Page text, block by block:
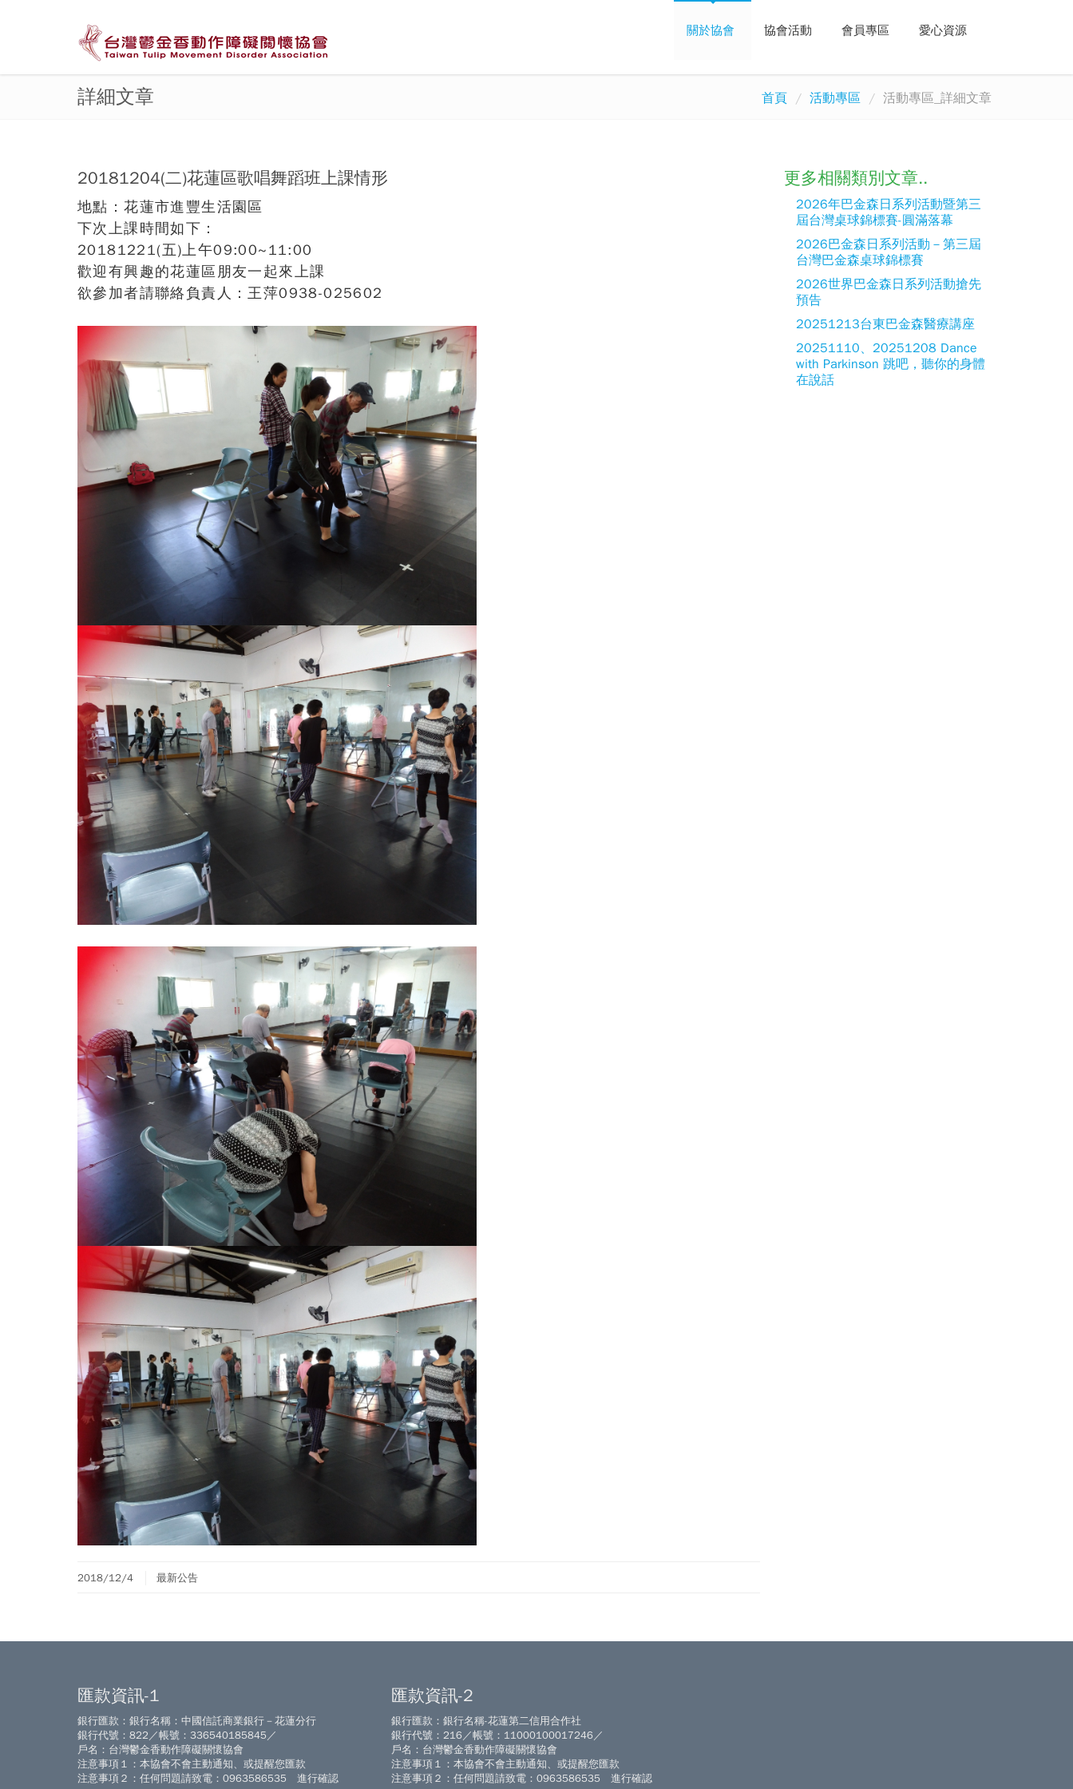
關於協會 協會活動 會員專區 愛心資源
詳細文章 首頁 活動專區 活動專區_詳細文章
20181204(二)花蓮區歌唱舞蹈班上課情形
地點：花蓮市進豐生活園區
下次上課時間如下：
20181221(五)上午09:00~11:00
歡迎有興趣的花蓮區朋友一起來上課
欲參加者請聯絡負責人：王萍0938-025602
2018/12/4 最新公告
更多相關類別文章..
2026年巴金森日系列活動暨第三
屆台灣桌球錦標賽-圓滿落幕
2026巴金森日系列活動－第三屆
台灣巴金森桌球錦標賽
2026世界巴金森日系列活動搶先
預告
20251213台東巴金森醫療講座
20251110、20251208 Dance
with Parkinson 跳吧，聽你的身體
在說話
匯款資訊-1
銀行匯款：銀行名稱：中國信託商業銀行－花蓮分行
銀行代號：822／帳號：336540185845／
戶名：台灣鬱金香動作障礙關懷協會
注意事項１：本協會不會主動通知、或提醒您匯款
注意事項２：任何問題請致電：0963586535 進行確認
匯款資訊-2
銀行匯款：銀行名稱-花蓮第二信用合作社
銀行代號：216／帳號：11000100017246／
戶名：台灣鬱金香動作障礙關懷協會
注意事項１：本協會不會主動通知、或提醒您匯款
注意事項２：任何問題請致電：0963586535 進行確認